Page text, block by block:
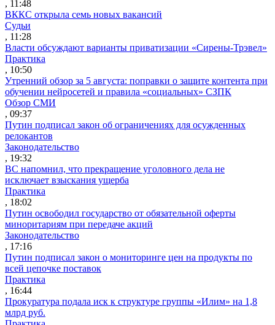
, 11:48
ВККС открыла семь новых вакансий
Судьи
, 11:28
Власти обсуждают варианты приватизации «Сирены-Трэвел»
Практика
, 10:50
Утренний обзор за 5 августа: поправки о защите контента при
обучении нейросетей и правила «социальных» СЗПК
Обзор СМИ
, 09:37
Путин подписал закон об ограничениях для осужденных
релокантов
Законодательство
, 19:32
ВС напомнил, что прекращение уголовного дела не
исключает взыскания ущерба
Практика
, 18:02
Путин освободил государство от обязательной оферты
миноритариям при передаче акций
Законодательство
, 17:16
Путин подписал закон о мониторинге цен на продукты по
всей цепочке поставок
Практика
, 16:44
Прокуратура подала иск к структуре группы «Илим» на 1,8
млрд руб.